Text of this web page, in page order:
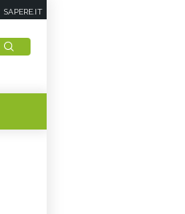
SAPERE.IT